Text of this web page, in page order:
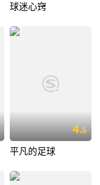
球迷心窍
4.6
平凡的足球